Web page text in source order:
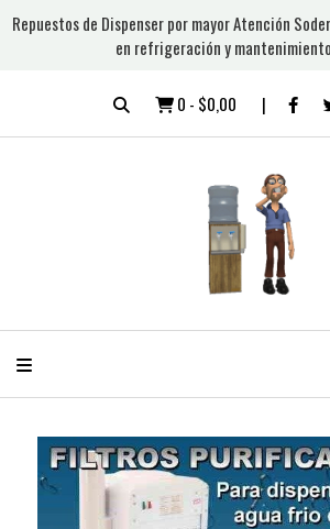
Repuestos de Dispenser por mayor Atención
en refrigeración y
0 - $0,00